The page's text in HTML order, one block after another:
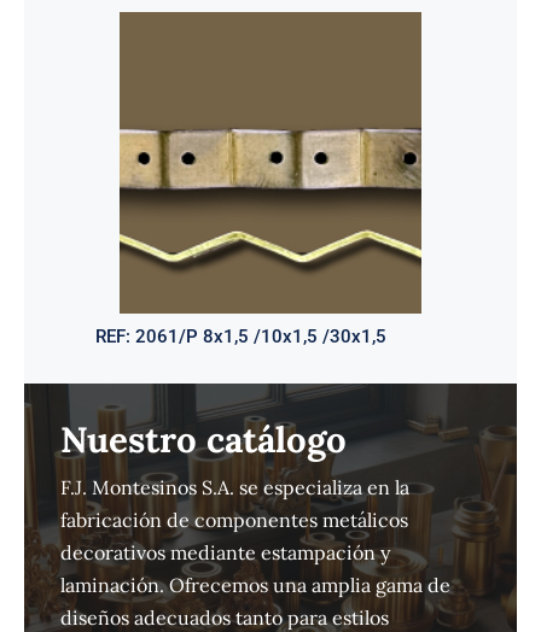
REF: 2061/P 8x1,5 /10x1,5 /30x1,5
Nuestro catálogo
F.J. Montesinos S.A. se especializa en la
fabricación de componentes metálicos
decorativos mediante estampación y
laminación. Ofrecemos una amplia gama de
diseños adecuados tanto para estilos